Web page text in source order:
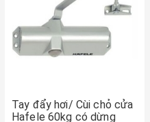
Tay đẩy hơi/ Cùi chỏ cửa
Hafele 60kg có dừng